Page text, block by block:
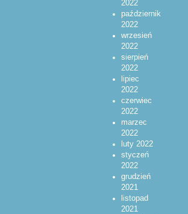
2022
październik
2022
wrzesień
2022
sierpień
2022
lipiec
2022
czerwiec
2022
marzec
2022
luty 2022
styczeń
2022
grudzień
2021
listopad
2021